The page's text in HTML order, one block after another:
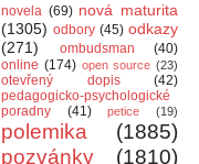
novela (69) nová maturita
(1305) odbory (45) odkazy
(271)
ombudsman
(40)
online (174) open source (23)
otevřený dopis
(42)
pedagogicko-psychologické
poradny
(41) petice (19)
polemika
(1885)
pozvánky
(1810)